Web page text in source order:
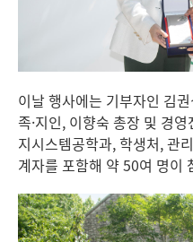
이날 행사에는 기부자인 김
족·지인, 이향숙 총장 및 경
지시스템공학과, 학생처, 관
계자를 포함해 약 50여 명이